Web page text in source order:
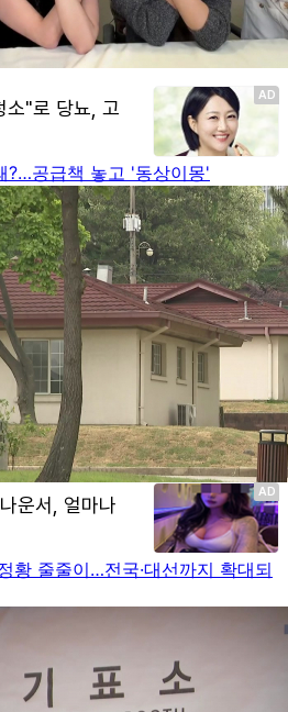
?…공급책 놓고 '동상이몽'
황 줄줄이…전국·대선까지 확대되